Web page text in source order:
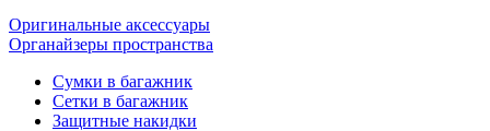
Оригинальные аксессуары
Органайзеры пространства
Сумки в багажник
Сетки в багажник
Защитные накидки